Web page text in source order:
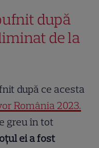
după
de la
după ce acesta
România 2023.
greu în tot
ei a fost